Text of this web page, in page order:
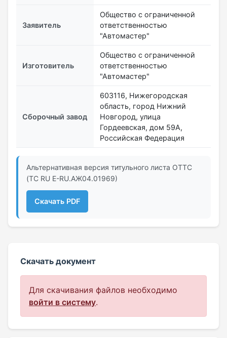
Заявитель
Общество с ограниченной
ответственностью
"Автомастер"
Изготовитель
Общество с ограниченной
ответственностью
"Автомастер"
Сборочный завод
603116, Нижегородская
область, город Нижний
Новгород, улица
Гордеевская, дом 59А,
Российская Федерация
Альтернативная версия титульного листа ОТТС
(ТС RU Е-RU.АЖ04.01969)
Скачать PDF
Скачать документ
Для скачивания файлов необходимо
войти в систему.